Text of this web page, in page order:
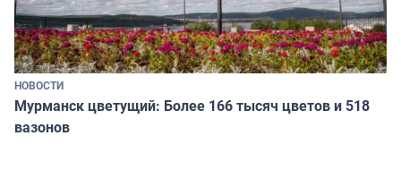
НОВОСТИ
Мурманск цветущий: Более 166 тысяч цветов и 518
вазонов